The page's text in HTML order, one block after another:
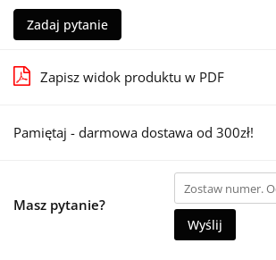
Zadaj pytanie
Zapisz widok produktu w PDF
Pamiętaj - darmowa dostawa od 300zł!
Masz pytanie?
Wyślij